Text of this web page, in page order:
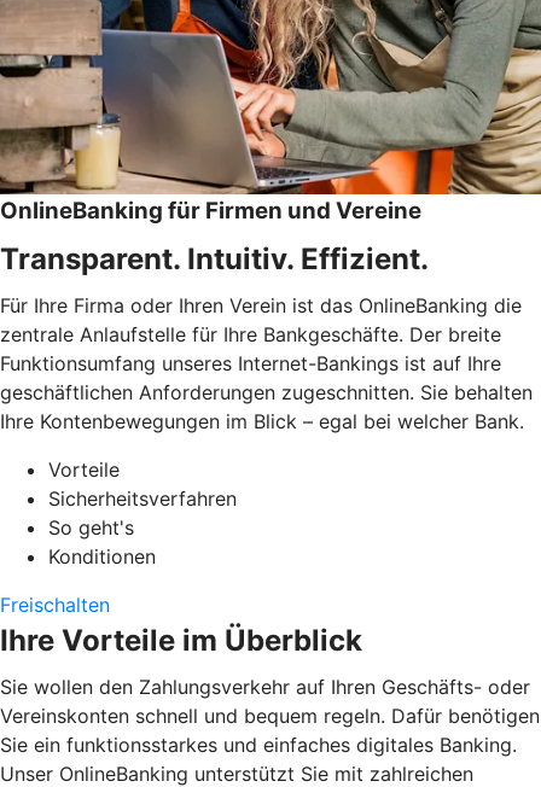
OnlineBanking für Firmen und Vereine
Transparent. Intuitiv. Effizient.
Für Ihre Firma oder Ihren Verein ist das OnlineBanking die
zentrale Anlaufstelle für Ihre Bankgeschäfte. Der breite
Funktionsumfang unseres Internet-Bankings ist auf Ihre
geschäftlichen Anforderungen zugeschnitten. Sie behalten
Ihre Kontenbewegungen im Blick – egal bei welcher Bank.
Vorteile
Sicherheitsverfahren
So geht's
Konditionen
Freischalten
Ihre Vorteile im Überblick
Sie wollen den Zahlungsverkehr auf Ihren Geschäfts- oder
Vereinskonten schnell und bequem regeln. Dafür benötigen
Sie ein funktionsstarkes und einfaches digitales Banking.
Unser OnlineBanking unterstützt Sie mit zahlreichen